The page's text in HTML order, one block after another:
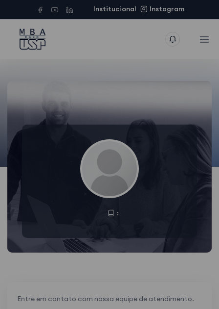
Institucional Instagram
:
Entre em contato com nossa equipe de atendimento.